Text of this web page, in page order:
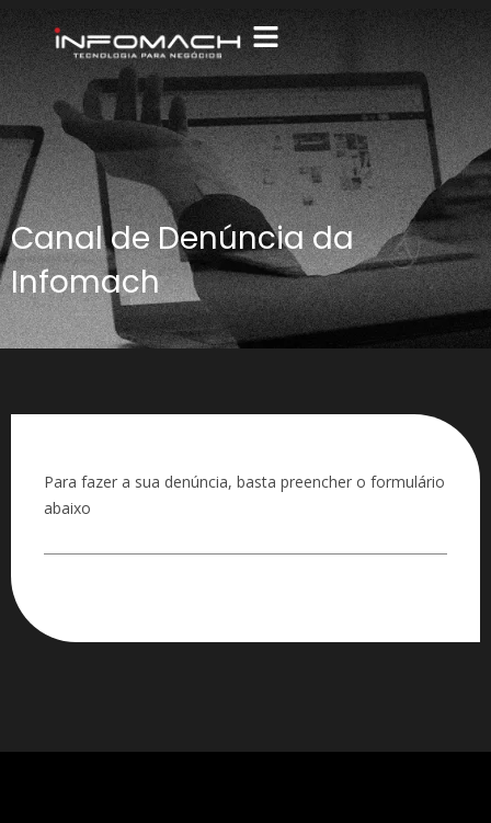
Canal de Denúncia da
Infomach
Para fazer a sua denúncia, basta preencher o formulário
abaixo